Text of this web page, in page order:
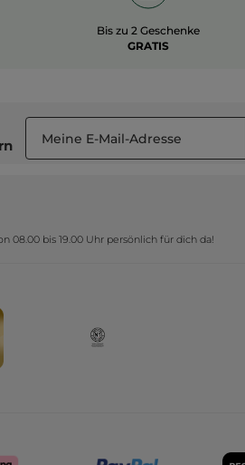
Bis zu 2 Geschenke
GRATIS
08.00 bis 19.00 Uhr persönlich für dich da!